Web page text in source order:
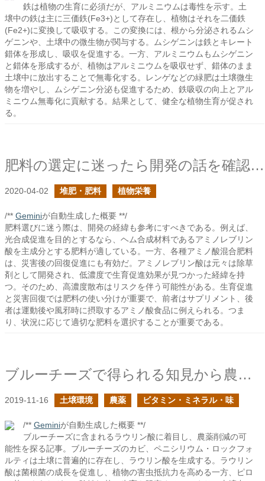
鉄は植物の生育に必須だが、アルミニウムは毒性を示す。土
壌中の鉄は主に三価鉄(Fe3+)として存在し、植物はそれを二価鉄
(Fe2+)に変換して吸収する。この変換には、根から分泌されるムシ
ゲニンや、土壌中の微生物が関与する。ムシゲニンは鉄とキレート
錯体を形成し、吸収を促進する。一方、アルミニウムもムシゲニン
と錯体を形成するが、植物はアルミニウムを吸収せず、錯体のまま
土壌中に放出することで無毒化する。レンゲなどの緑肥は土壌微生
物を増やし、ムシゲニン分泌も促進するため、鉄吸収の向上とアル
ミニウム無毒化に貢献する。結果として、健全な植物生育が促され
る。
肥料の選定に迷ったら開発の話を確認しよう
2020-04-02 堆肥・肥料 植物栄養
/** Geminiが自動生成した概要 **/
肥料選びに迷う際は、開発の経緯も参考にすべきである。例えば、
光合成促進を目的とするなら、ヘム合成材料であるアミノレブリン
酸を主成分とする肥料が適している。一方、各種アミノ酸混合肥料
は、災害後の回復促進にも有効だ。アミノレブリン酸は元々は除草
剤として開発され、低濃度で生育促進効果が見つかった経緯を持
つ。そのため、高濃度散布はリスクを伴う可能性がある。生育促進
と災害回復では肥料の使い分けが重要で、前者はサプリメント、後
者は運動後や風邪時に摂取するアミノ酸食品に例えられる。つま
り、状況に応じて適切な肥料を選択することが重要である。
ブルーチーズで得られる知見から農薬の使用量削減を探る
2019-11-16 土壌環境 農薬 ビタミン・ミネラル・味
/** Geminiが自動生成した概要 **/
ブルーチーズに含まれるラウリン酸に着目し、農薬削減の可
能性を探る記事。ブルーチーズのカビ、ペニシリウム・ロックフォ
ルティは土壌に普遍的に存在し、ラウリン酸を生成する。ラウリン
酸は菌根菌の成長を促進し、植物の害虫抵抗力を高める一方、ピロ